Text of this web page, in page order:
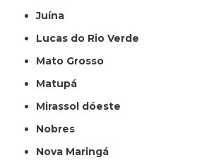
Juína
Lucas do Rio Verde
Mato Grosso
Matupá
Mirassol dóeste
Nobres
Nova Maringá